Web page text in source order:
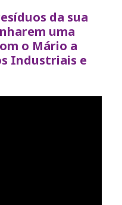
da sua
uma
o Mário a
Industriais e